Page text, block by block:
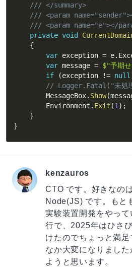
/// </summary>
/// <param
/// <param name="e"></
private void
{
var exception = e.
var message = $"予期
if
(exception != null
// Logger.Fatal("未処
        MessageBox
. Show(
        Environment
. Exit (1) ;
}
}
kenzauros
CTO です。好きなの
Node(JS) です。もと
実験装置開発をやっ
行で、2025年はひさ
けたのでちょっと満
なか大変になりまし
ようと思います。